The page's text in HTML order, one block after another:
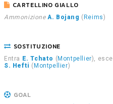
CARTELLINO GIALLO
Ammonizione A. Bojang ( Reims)
SOSTITUZIONE
Entra E. Tchato ( Montpellier), esce
S. Hefti ( Montpellier)
GOAL